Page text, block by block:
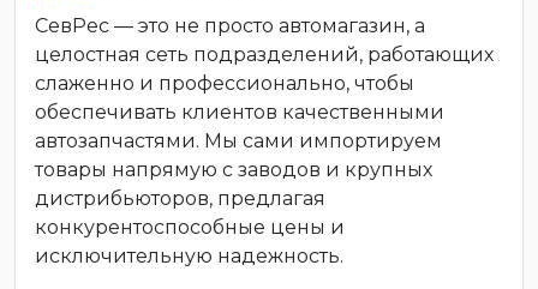
СевРес — это не просто автомагазин, а
целостная сеть подразделений, работающих
слаженно и профессионально, чтобы
обеспечивать клиентов качественными
автозапчастями. Мы сами импортируем
товары напрямую с заводов и крупных
дистрибьюторов, предлагая
конкурентоспособные цены и
исключительную надежность.